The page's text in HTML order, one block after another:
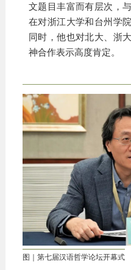
文题目丰富而有层次，
在对浙江大学和台州学
同时，他也对北大、浙
神合作表示高度肯定。
图｜第七届汉语哲学论坛开幕式